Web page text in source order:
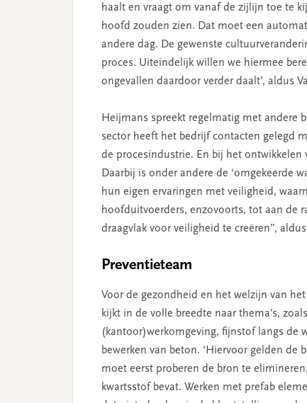
haalt en vraagt om vanaf de zijlijn toe te
hoofd zouden zien. Dat moet een
andere dag. De gewenste
proces. Uiteindelijk willen we hiermee
ongevallen daardoor verder daalt’, aldus
Heijmans spreekt regelmatig met andere
sector heeft het bedrijf contacten gelegd
de procesindustrie. En bij het ontwikkelen
Daarbij is onder andere de ‘omgekeerde
hun eigen ervaringen met veiligheid,
hoofduitvoerders, enzovoorts, tot aan de
draagvlak voor veiligheid te creëren”, aldus
Preventieteam
Voor de gezondheid en het welzijn van
kijkt in de volle breedte naar thema’s,
(kantoor)werkomgeving, fijnstof langs de
bewerken van beton. ‘Hiervoor gelden de
moet eerst proberen de bron te
kwartsstof bevat. Werken met prefab